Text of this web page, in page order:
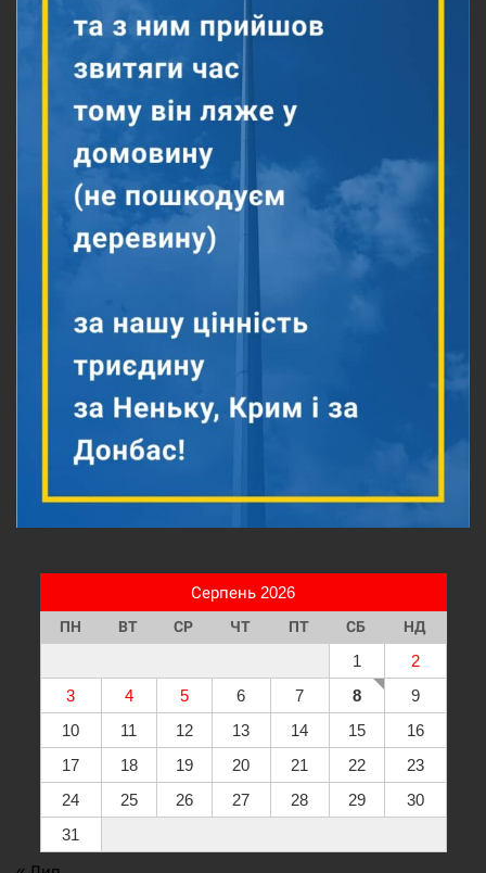
Серпень 2026
ПН ВТ СР ЧТ ПТ СБ НД
1
2
3
4 5 6 7 8
9
10
11 12 13 14 15
16
17
18 19 20 21 22
23
24
25 26 27 28 29
30
31